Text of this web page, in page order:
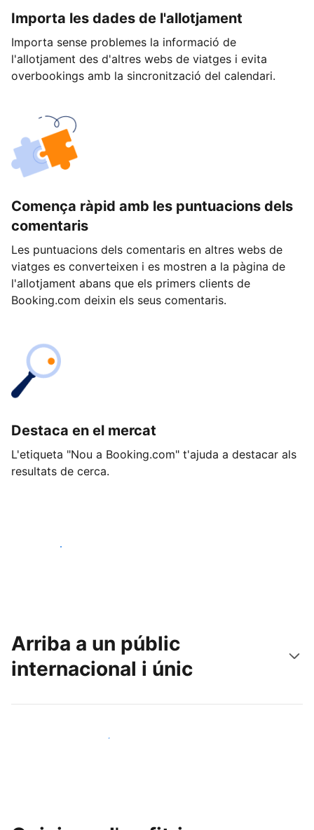
Importa les dades de l'allotjament
Importa sense problemes la informació de
l'allotjament des d'altres webs de viatges i evita
overbookings amb la sincronització del calendari.
Comença ràpid amb les puntuacions dels
comentaris
Les puntuacions dels comentaris en altres webs de
viatges es converteixen i es mostren a la pàgina de
l'allotjament abans que els primers clients de
Booking.com deixin els seus comentaris.
Destaca en el mercat
L'etiqueta "Nou a Booking.com" t'ajuda a destacar als
resultats de cerca.
Comença avui
Arriba a un públic
internacional i únic
Arriba a nous clients avui mateix